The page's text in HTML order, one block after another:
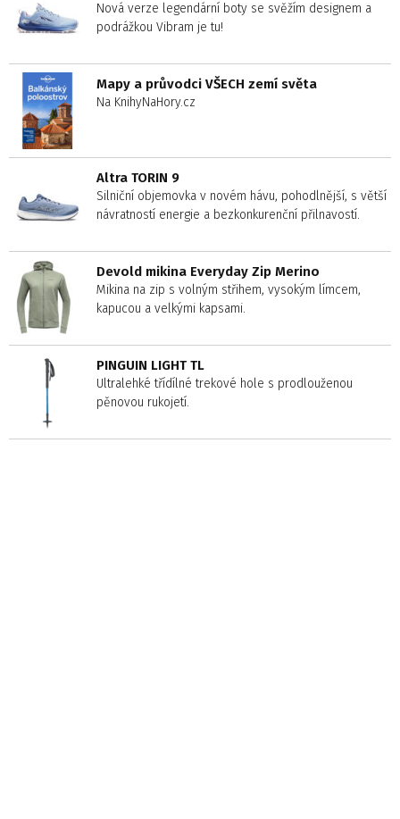
Nová verze legendární boty se svěžím designem a
podrážkou Vibram je tu!
Mapy a průvodci VŠECH zemí světa
Na KnihyNaHory.cz
Altra TORIN 9
Silniční objemovka v novém hávu, pohodlnější, s větší
návratností energie a bezkonkurenční přilnavostí.
Devold mikina Everyday Zip Merino
Mikina na zip s volným střihem, vysokým límcem,
kapucou a velkými kapsami.
PINGUIN LIGHT TL
Ultralehké třídílné trekové hole s prodlouženou
pěnovou rukojetí.